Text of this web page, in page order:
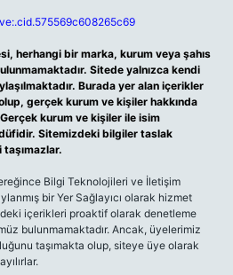
herhangi bir marka, kurum veya şahıs
Sitede yalnızca kendi
Burada yer alan içerikler
gerçek kurum ve kişiler hakkında
kurum ve kişiler ile isim
Sitemizdeki bilgiler taslak
Bilgi Teknolojileri ve İletişim
bir Yer Sağlayıcı olarak hizmet
içerikleri proaktif olarak denetleme
bulunmamaktadır. Ancak, üyelerimiz
taşımakta olup, siteye üye olarak